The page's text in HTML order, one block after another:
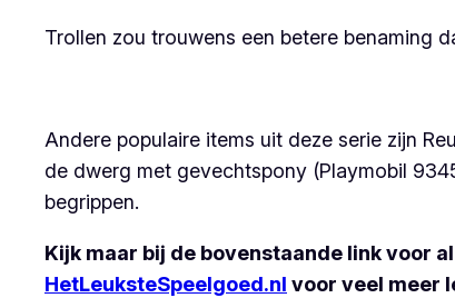
Trollen zou trouwens een betere benaming
Andere populaire items uit deze serie zijn
de dwerg met gevechtspony (Playmobil
begrippen.
Kijk maar bij de bovenstaande link voor
HetLeuksteSpeelgoed.nl voor veel meer